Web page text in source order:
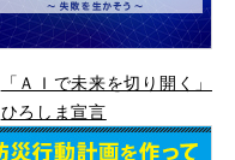
「ＡＩで未来を切り開く」
ひろしま宣言